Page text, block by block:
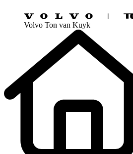
Volvo Ton van Kuyk